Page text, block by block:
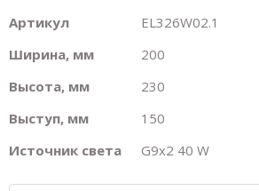
Артикул
EL326W02.1
Ширина, мм
200
Высота, мм
230
Выступ, мм
150
Источник света
G9х2 40 W